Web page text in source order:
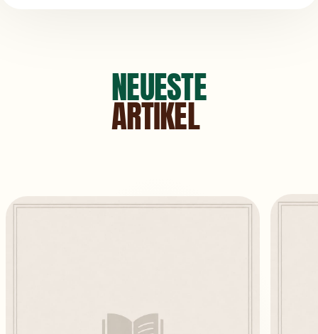
NEUESTE
ARTIKEL